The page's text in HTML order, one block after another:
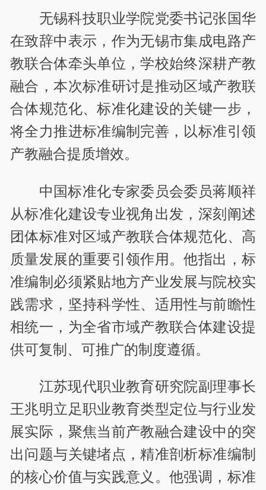
无锡科技职业学院党委书记张国华
在致辞中表示，作为无锡市集成电路产
教联合体牵头单位，学校始终深耕产教
融合，本次标准研讨是推动区域产教联
合体规范化、标准化建设的关键一步，
将全力推进标准编制完善，以标准引领
产教融合提质增效。
中国标准化专家委员会委员蒋顺祥
从标准化建设专业视角出发，深刻阐述
团体标准对区域产教联合体规范化、高
质量发展的重要引领作用。他指出，标
准编制必须紧贴地方产业发展与院校实
践需求，坚持科学性、适用性与前瞻性
相统一，为全省市域产教联合体建设提
供可复制、可推广的制度遵循。
江苏现代职业教育研究院副理事长
王兆明立足职业教育类型定位与行业发
展实际，聚焦当前产教融合建设中的突
出问题与关键堵点，精准剖析标准编制
的核心价值与实践意义。他强调，标准